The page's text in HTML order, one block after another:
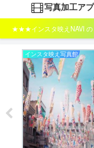
写真加工ア
★★★インスタ映えNAVI
インスタ映え写真館